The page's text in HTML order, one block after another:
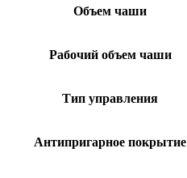
Объем чаши
Рабочий объем чаши
Тип управления
Антипригарное покрытие